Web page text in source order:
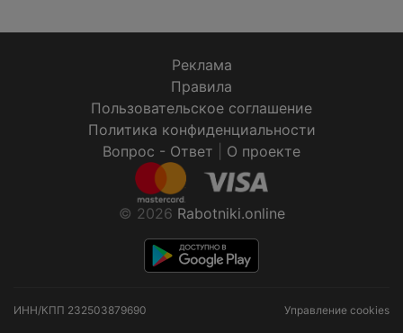
Реклама
Правила
Пользовательское соглашение
Политика конфиденциальности
Вопрос - Ответ
О проекте
© 2026 Rabotniki.online
ИНН/КПП 232503879690 Управление cookies